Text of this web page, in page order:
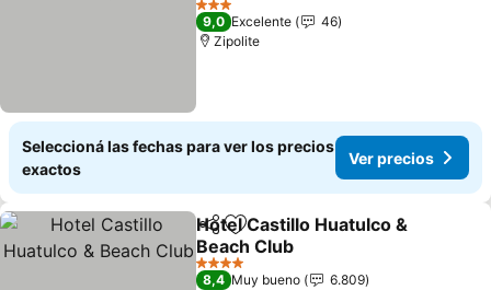
3 Estrellas
9,0 Excelente
46
Zipolite
Seleccioná las fechas para ver los precios
exactos
Ver precios
CompartirAñadir a favoritos
Hotel Castillo Huatulco &
Beach Club
4 Estrellas
8,4 Muy bueno
6.809